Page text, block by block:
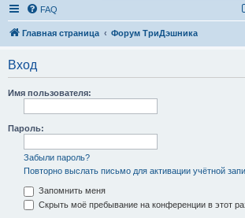
FAQ
Главная страница Форум ТриДэшника
Вход
Имя пользователя:
Пароль:
Забыли пароль?
Повторно выслать письмо для активации учётной
Запомнить меня
Скрыть моё пребывание на конференции в этот